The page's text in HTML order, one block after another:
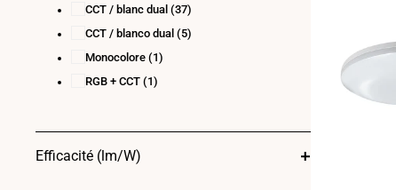
CCT / blanc dual (37)
CCT / blanco dual (5)
Monocolore (1)
RGB + CCT (1)
Efficacité (lm/W)